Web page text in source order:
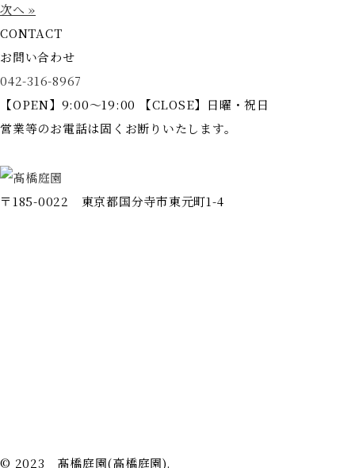
次へ »
CONTACT
お問い合わせ
042-316-8967
【OPEN】9:00～19:00 【CLOSE】日曜・祝日
営業等のお電話は固くお断りいたします。
〒185-0022 東京都国分寺市東元町1-4
© 2023 髙橋庭園(高橋庭園).